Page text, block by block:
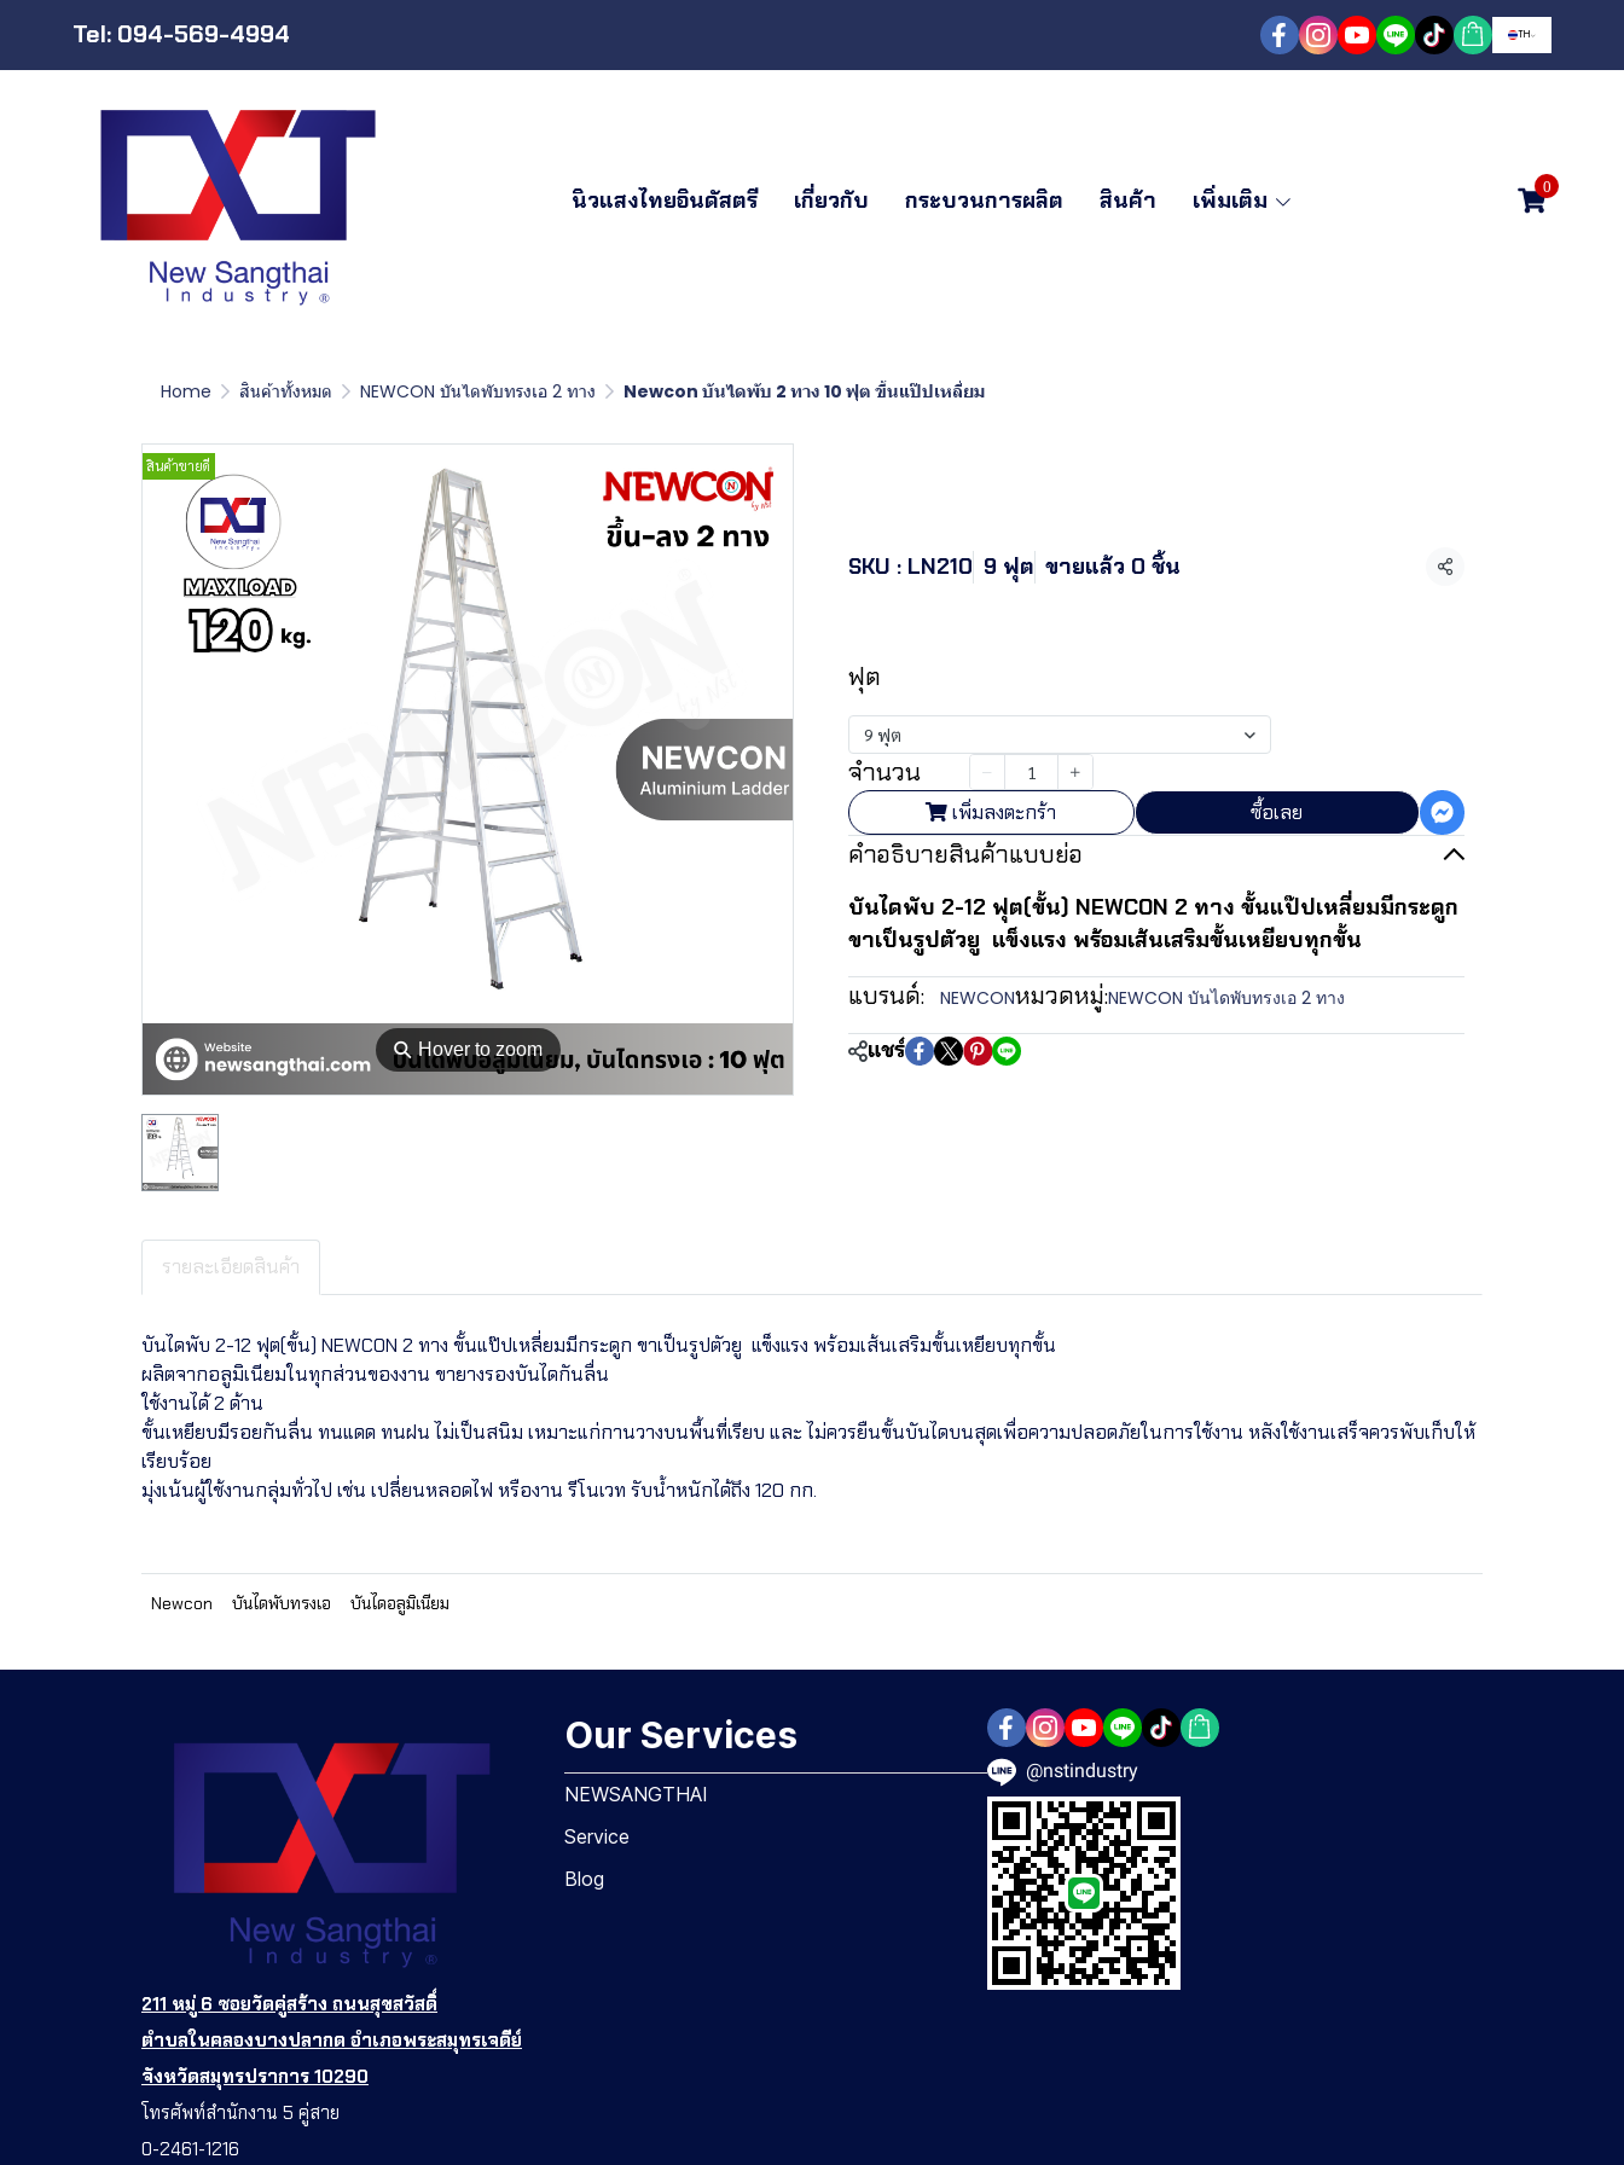
Tel: 094-569-4994 TH
นิวแสงไทยอินดัสตรี เกี่ยวกับ กระบวนการผลิต สินค้า เพิ่มเติม 0
Home สินค้าทั้งหมด NEWCON บันไดพับทรงเอ 2 ทาง Newcon บันไดพับ 2 ทาง 10 ฟุต ขึ้นแป๊ปเหลี่ยม
⚲Hover to zoom
สินค้าขายดี
SKU : LN210 9 ฟุต ขายแล้ว 0 ชิ้น แชร์
ฟุต
9 ฟุต
จำนวน
เพิ่มลงตะกร้า ซื้อเลย
คำอธิบายสินค้าแบบย่อ
บันไดพับ 2-12 ฟุต(ขั้น) NEWCON 2 ทาง ขั้นแป๊ปเหลี่ยมมีกระดูก
ขาเป็นรูปตัวยู แข็งแรง พร้อมเส้นเสริมขั้นเหยียบทุกขั้น
แบรนด์: NEWCONหมวดหมู่:NEWCON บันไดพับทรงเอ 2 ทาง
แชร์
รายละเอียดสินค้า
บันไดพับ 2-12 ฟุต(ขั้น) NEWCON 2 ทาง ขั้นแป๊ปเหลี่ยมมีกระดูก ขาเป็นรูปตัวยู แข็งแรง พร้อมเส้นเสริมขั้นเหยียบทุกขั้น
ผลิตจากอลูมิเนียมในทุกส่วนของงาน ขายางรองบันไดกันลื่น
ใช้งานได้ 2 ด้าน
ขั้นเหยียบมีรอยกันลื่น ทนแดด ทนฝน ไม่เป็นสนิม เหมาะแก่กานวางบนพื้นที่เรียบ และ ไม่ควรยืนขั้นบันไดบนสุดเพื่อความปลอดภัยในการใช้งาน หลังใช้งานเสร็จควรพับเก็บให้
เรียบร้อย
มุ่งเน้นผู้ใช้งานกลุ่มทั่วไป เช่น เปลี่ยนหลอดไฟ หรืองาน รีโนเวท รับน้ำหนักได้ถึง 120 กก.
Newcon บันไดพับทรงเอ บันไดอลูมิเนียม
211 หมู่ 6 ซอยวัดคู่สร้าง ถนนสุขสวัสดิ์
ตำบลในคลองบางปลากด อำเภอพระสมุทรเจดีย์
จังหวัดสมุทรปราการ 10290
โทรศัพท์สำนักงาน 5 คู่สาย
0-2461-1216
Our Services
NEWSANGTHAI
Service
Blog
@nstindustry